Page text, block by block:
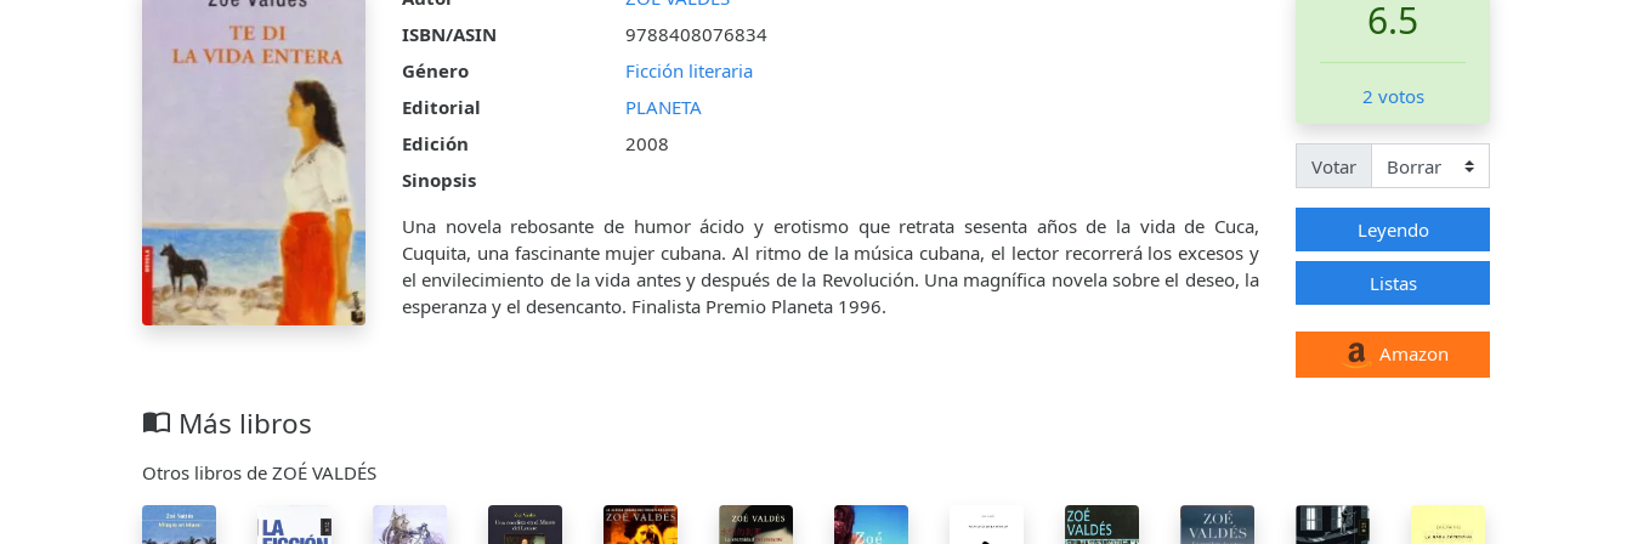
ISBN/ASIN
9788408076834
Género
Ficción literaria
Editorial
PLANETA
Edición
2008
Sinopsis
Una novela rebosante de humor ácido y erotismo que retrata sesenta años de la vida de Cuca,
Cuquita, una fascinante mujer cubana. Al ritmo de la música cubana, el lector recorrerá los excesos y
el envilecimiento de la vida antes y después de la Revolución. Una magnífica novela sobre el deseo, la
esperanza y el desencanto. Finalista Premio Planeta 1996.
6.5
2 votos
Votar
Leyendo
Listas
Amazon
import_contacts Más libros
Otros libros de ZOÉ VALDÉS